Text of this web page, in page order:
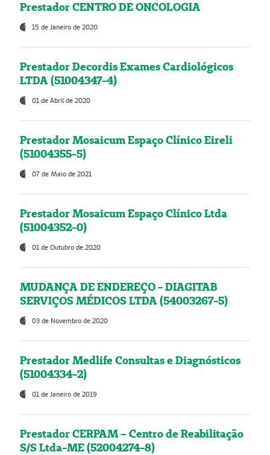
Prestador CENTRO DE ONCOLOGIA
15 de Janeiro de 2020
Prestador Decordis Exames Cardiológicos
LTDA (51004347-4)
01 de Abril de 2020
Prestador Mosaicum Espaço Clínico Eireli
(51004355-5)
07 de Maio de 2021
Prestador Mosaicum Espaço Clínico Ltda
(51004352-0)
01 de Outubro de 2020
MUDANÇA DE ENDEREÇO - DIAGITAB
SERVIÇOS MÉDICOS LTDA (54003267-5)
03 de Novembro de 2020
Prestador Medlife Consultas e Diagnósticos
(51004334-2)
01 de Janeiro de 2019
Prestador CERPAM – Centro de Reabilitação
S/S Ltda-ME (52004274-8)